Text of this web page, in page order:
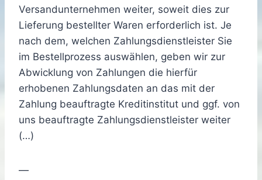
Versandunternehmen weiter, soweit dies zur
Lieferung bestellter Waren erforderlich ist. Je
nach dem, welchen Zahlungsdienstleister Sie
im Bestellprozess auswählen, geben wir zur
Abwicklung von Zahlungen die hierfür
erhobenen Zahlungsdaten an das mit der
Zahlung beauftragte Kreditinstitut und ggf. von
uns beauftragte Zahlungsdienstleister weiter
(…)
—